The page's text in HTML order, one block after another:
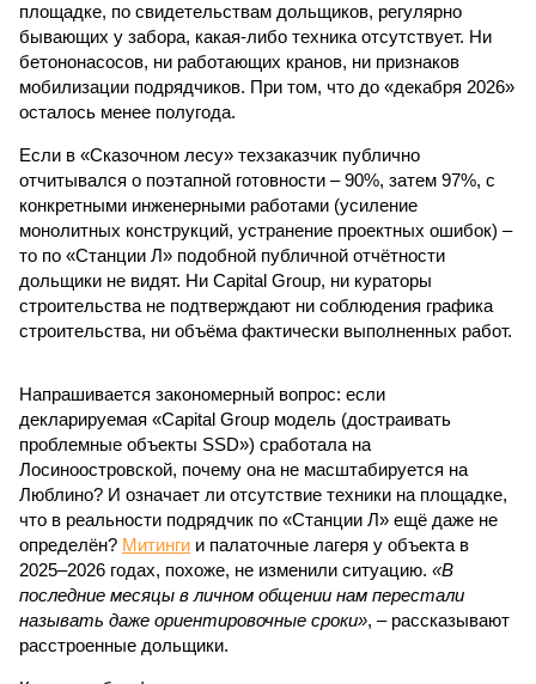
площадке, по свидетельствам дольщиков, регулярно
бывающих у забора, какая-либо техника отсутствует. Ни
бетононасосов, ни работающих кранов, ни признаков
мобилизации подрядчиков. При том, что до «декабря 2026»
осталось менее полугода.
Если в «Сказочном лесу» техзаказчик публично
отчитывался о поэтапной готовности – 90%, затем 97%, с
конкретными инженерными работами (усиление
монолитных конструкций, устранение проектных ошибок) –
то по «Станции Л» подобной публичной отчётности
дольщики не видят. Ни Capital Group, ни кураторы
строительства не подтверждают ни соблюдения графика
строительства, ни объёма фактически выполненных работ.
Напрашивается закономерный вопрос: если
декларируемая «Capital Group модель (достраивать
проблемные объекты SSD») сработала на
Лосиноостровской, почему она не масштабируется на
Люблино? И означает ли отсутствие техники на площадке,
что в реальности подрядчик по «Станции Л» ещё даже не
определён? Митинги и палаточные лагеря у объекта в
2025–2026 годах, похоже, не изменили ситуацию. «В
последние месяцы в личном общении нам перестали
называть даже ориентировочные сроки», – рассказывают
расстроенные дольщики.